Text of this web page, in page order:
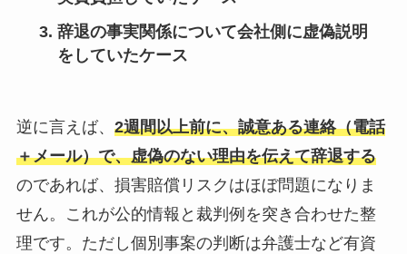
辞退の事実関係について会社側に虚偽説明
をしていたケース
逆に言えば、 2週間以上前に、誠意ある連絡（電話
＋メール）で、虚偽のない理由を伝えて辞退する
のであれば、損害賠償リスクはほぼ問題になりま
せん。これが公的情報と裁判例を突き合わせた整
理です。ただし個別事案の判断は弁護士など有資